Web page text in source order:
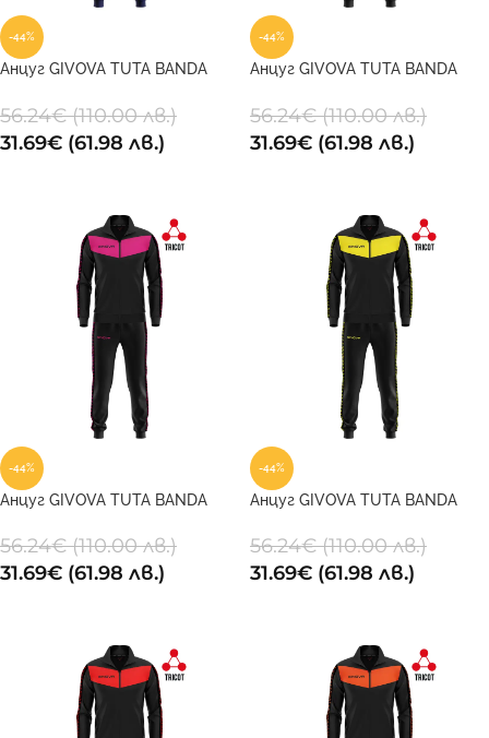
-44%
Анцуг GIVOVA TUTA BANDA
56.24€(110.00 лв.)
31.69€ (61.98 лв.)
-44%
Анцуг GIVOVA TUTA BANDA
56.24€(110.00 лв.)
31.69€ (61.98 лв.)
-44%
Анцуг GIVOVA TUTA BANDA
56.24€(110.00 лв.)
31.69€ (61.98 лв.)
-44%
Анцуг GIVOVA TUTA BANDA
56.24€(110.00 лв.)
31.69€ (61.98 лв.)